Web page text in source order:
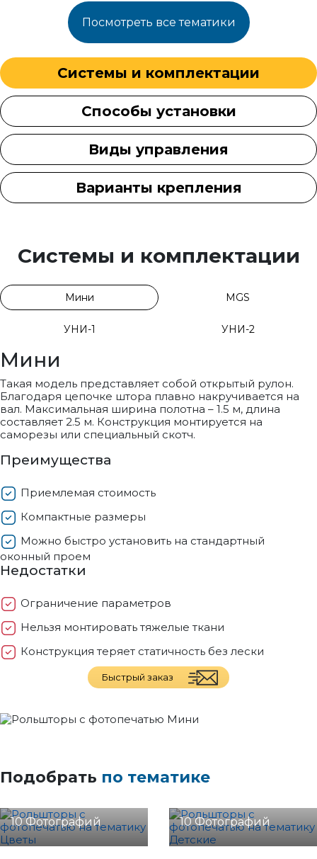
Посмотреть все тематики
Системы и комплектации
Способы установки
Виды управления
Варианты крепления
Системы и комплектации
Мини MGS
УНИ-1 УНИ-2
Мини
Такая модель представляет собой открытый рулон.
Благодаря цепочке штора плавно накручивается на
вал. Максимальная ширина полотна – 1.5 м, длина
составляет 2.5 м. Конструкция монтируется на
саморезы или специальный скотч.
Преимущества
Приемлемая стоимость
Компактные размеры
Можно быстро установить на стандартный
оконный проем
Недостатки
Ограничение параметров
Нельзя монтировать тяжелые ткани
Конструкция теряет статичность без лески
Быстрый заказ
Подобрать по тематике
10 Фотографий 10 Фотографий